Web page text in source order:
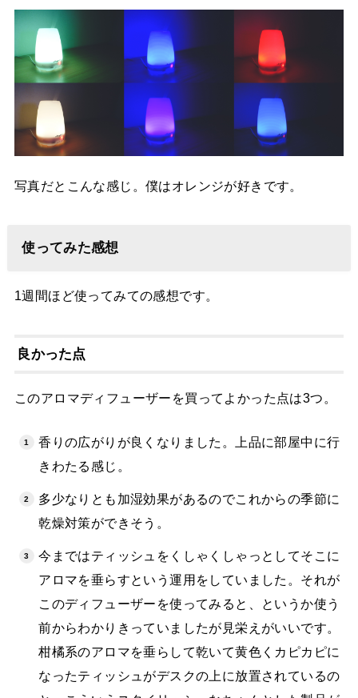
写真だとこんな感じ。僕はオレンジが好きです。
使ってみた感想
1週間ほど使ってみての感想です。
良かった点
このアロマディフューザーを買ってよかった点は3つ。
香りの広がりが良くなりました。上品に部屋中に行
きわたる感じ。
多少なりとも加湿効果があるのでこれからの季節に
乾燥対策ができそう。
今まではティッシュをくしゃくしゃっとしてそこに
アロマを垂らすという運用をしていました。それが
このディフューザーを使ってみると、というか使う
前からわかりきっていましたが見栄えがいいです。
柑橘系のアロマを垂らして乾いて黄色くカピカピに
なったティッシュがデスクの上に放置されているの